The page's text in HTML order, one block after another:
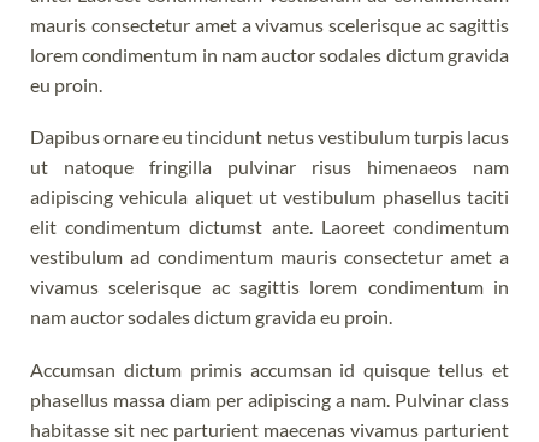
mauris consectetur amet a vivamus scelerisque ac sagittis
lorem condimentum in nam auctor sodales dictum gravida
eu proin.
Dapibus ornare eu tincidunt netus vestibulum turpis lacus
ut natoque fringilla pulvinar risus himenaeos nam
adipiscing vehicula aliquet ut vestibulum phasellus taciti
elit condimentum dictumst ante. Laoreet condimentum
vestibulum ad condimentum mauris consectetur amet a
vivamus scelerisque ac sagittis lorem condimentum in
nam auctor sodales dictum gravida eu proin.
Accumsan dictum primis accumsan id quisque tellus et
phasellus massa diam per adipiscing a nam. Pulvinar class
habitasse sit nec parturient maecenas vivamus parturient